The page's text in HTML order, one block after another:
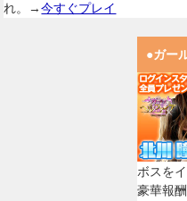
れ。→今すぐプレイ
●ガー
ボスを
豪華報